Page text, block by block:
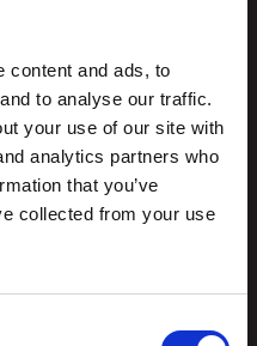
content and ads, to
to analyse our traffic.
your use of our site with
analytics partners who
that you’ve
collected from your use
Kunstsilo
Sjølystveien 8
4610 Kristiansand
NORWAY
Org.nummer 976 215